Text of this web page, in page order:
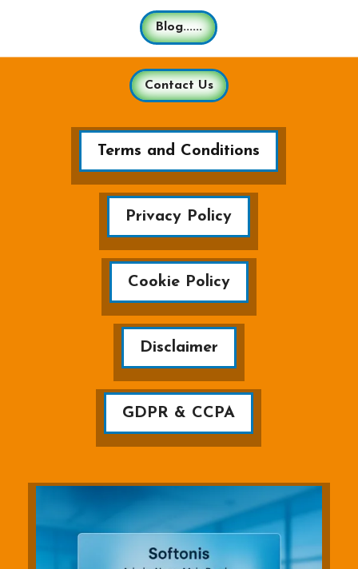
Blog......
Contact Us
Terms and Conditions
Privacy Policy
Cookie Policy
Disclaimer
GDPR & CCPA